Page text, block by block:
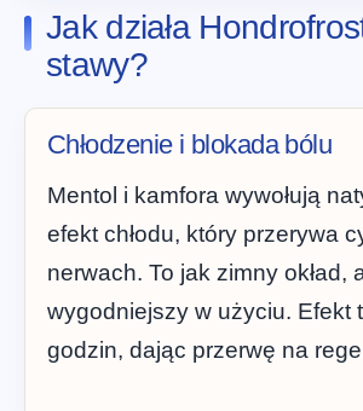
Jak działa
stawy?
Chłodzenie i blokada bólu
Mentol i kamfora wywołują
efekt chłodu, który przerywa
nerwach. To jak zimny okład,
wygodniejszy w użyciu. Efekt
godzin, dając przerwę na